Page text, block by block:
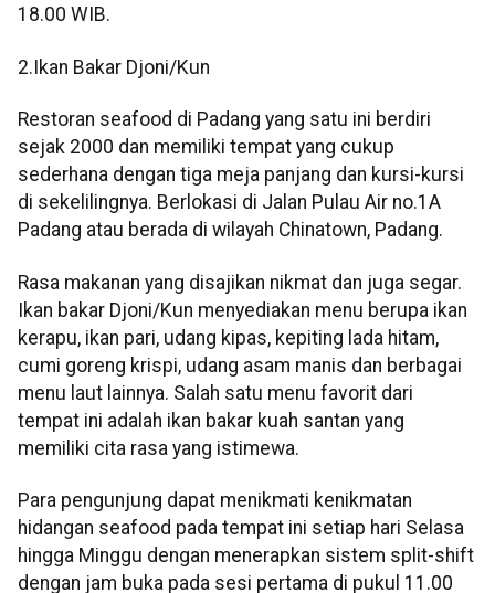
18.00 WIB.
2.Ikan Bakar Djoni/Kun
Restoran seafood di Padang yang satu ini berdiri
sejak 2000 dan memiliki tempat yang cukup
sederhana dengan tiga meja panjang dan kursi-kursi
di sekelilingnya. Berlokasi di Jalan Pulau Air no.1A
Padang atau berada di wilayah Chinatown, Padang.
Rasa makanan yang disajikan nikmat dan juga segar.
Ikan bakar Djoni/Kun menyediakan menu berupa ikan
kerapu, ikan pari, udang kipas, kepiting lada hitam,
cumi goreng krispi, udang asam manis dan berbagai
menu laut lainnya. Salah satu menu favorit dari
tempat ini adalah ikan bakar kuah santan yang
memiliki cita rasa yang istimewa.
Para pengunjung dapat menikmati kenikmatan
hidangan seafood pada tempat ini setiap hari Selasa
hingga Minggu dengan menerapkan sistem split-shift
dengan jam buka pada sesi pertama di pukul 11.00